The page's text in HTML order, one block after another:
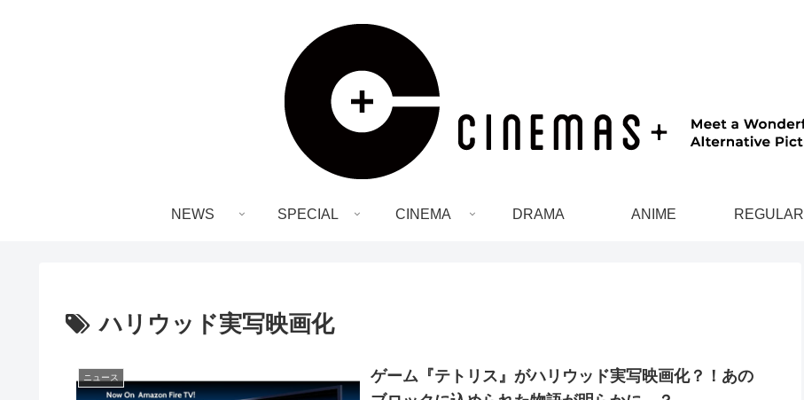
NEWS SPECIAL CINEMA DRAMA ANIME REGULAR
ハリウッド実写映画化
ニュース
ゲーム『テトリス』がハリウッド実写映画化？！あの